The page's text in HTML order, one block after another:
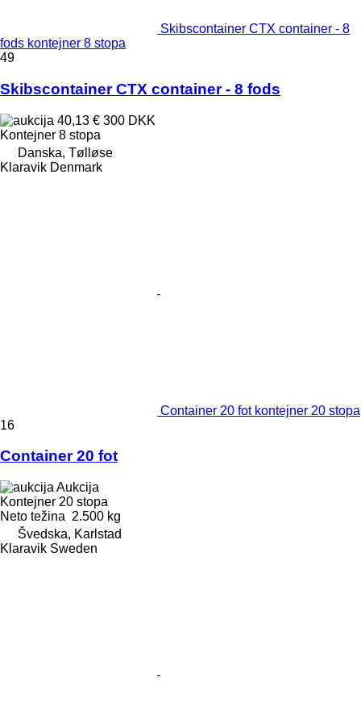
Skibscontainer CTX container - 8
fods kontejner 8 stopa
49
Skibscontainer CTX container - 8 fods
40,13 € 300 DKK
Kontejner 8 stopa
Danska, Tølløse
Klaravik Denmark
Container 20 fot kontejner 20 stopa
16
Container 20 fot
Aukcija
Kontejner 20 stopa
Neto težina 2.500 kg
Švedska, Karlstad
Klaravik Sweden